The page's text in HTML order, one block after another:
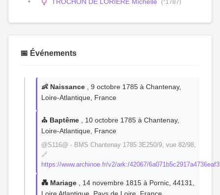
(°1787)
📅 Événements
👶 Naissance , 9 octobre 1785 à Chantenay,
Loire-Atlantique, France
⛪ Baptême , 10 octobre 1785 à Chantenay,
Loire-Atlantique, France
@S116@ - BMS Chantenay 1785 3E250/9, vue 82/98,
🔗
https://www.archinoe.fr/v2/ark:/42067/
💑 Mariage , 14 novembre 1815 à Pornic, 44131,